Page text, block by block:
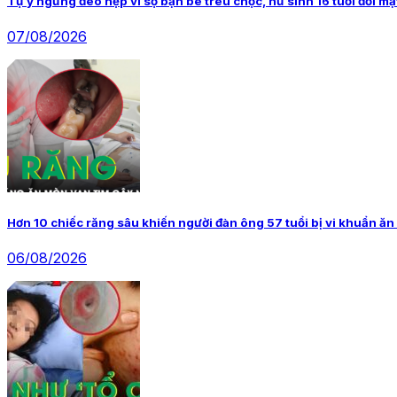
07/08/2026
Hơn 10 chiếc răng sâu khiến người đàn ông 57 tuổi bị vi khuẩn ăn
06/08/2026